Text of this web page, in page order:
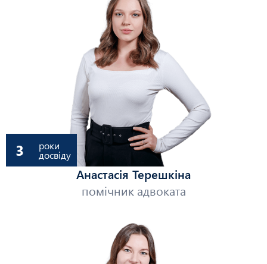
3 роки
досвіду
Анастасія Терешкіна
помічник адвоката